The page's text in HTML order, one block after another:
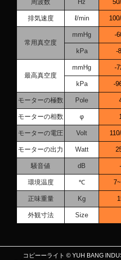
周波数 Hz
排気速度 ℓ/min
常用真空度
mmHg -
kPa -
最高真空度
mmHg -
kPa -
モーターの極数 Pole
モーターの相数 φ
モーターの電圧 Volt
モーターの出力 Watt
騒音値 dB -
環境温度 ℃
正味重量 Kg
外観寸法 Size
コピーーライト © YUH BANG